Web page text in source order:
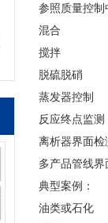
参照质量控
混合
搅拌
脱硫脱硝
蒸发器控制
反应终点监测
离析器界面检
多产品管线界
典型案例：
油类或石化